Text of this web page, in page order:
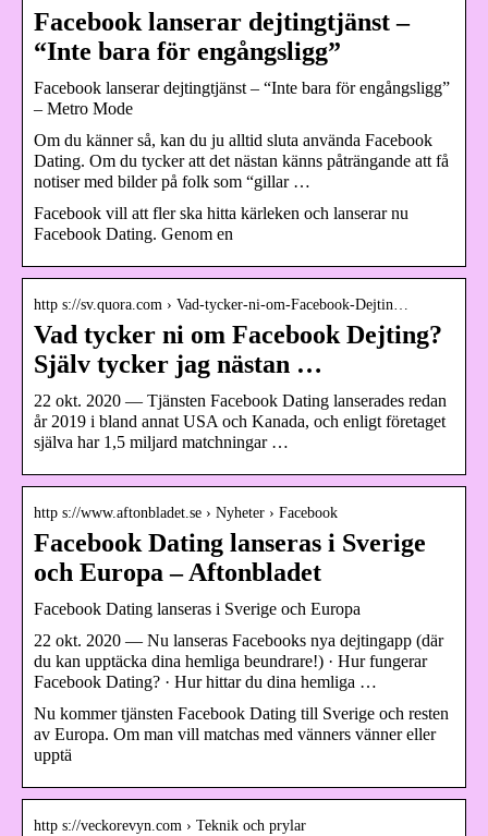
Facebook lanserar dejtingtjänst –
“Inte bara för engångsligg”
Facebook lanserar dejtingtjänst – “Inte bara för engångsligg”
– Metro Mode
Om du känner så, kan du ju alltid sluta använda Facebook
Dating. Om du tycker att det nästan känns påträngande att få
notiser med bilder på folk som “gillar …
Facebook vill att fler ska hitta kärleken och lanserar nu
Facebook Dating. Genom en
http s://sv.quora.com › Vad-tycker-ni-om-Facebook-Dejtin…
Vad tycker ni om Facebook Dejting?
Själv tycker jag nästan …
22 okt. 2020 — Tjänsten Facebook Dating lanserades redan
år 2019 i bland annat USA och Kanada, och enligt företaget
själva har 1,5 miljard matchningar …
http s://www.aftonbladet.se › Nyheter › Facebook
Facebook Dating lanseras i Sverige
och Europa – Aftonbladet
Facebook Dating lanseras i Sverige och Europa
22 okt. 2020 — Nu lanseras Facebooks nya dejtingapp (där
du kan upptäcka dina hemliga beundrare!) · Hur fungerar
Facebook Dating? · Hur hittar du dina hemliga …
Nu kommer tjänsten Facebook Dating till Sverige och resten
av Europa. Om man vill matchas med vänners vänner eller
upptä
http s://veckorevyn.com › Teknik och prylar